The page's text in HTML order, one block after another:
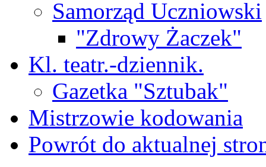
Samorząd Uczniowski
"Zdrowy Żaczek"
Kl. teatr.-dziennik.
Gazetka "Sztubak"
Mistrzowie kodowania
Powrót do aktualnej